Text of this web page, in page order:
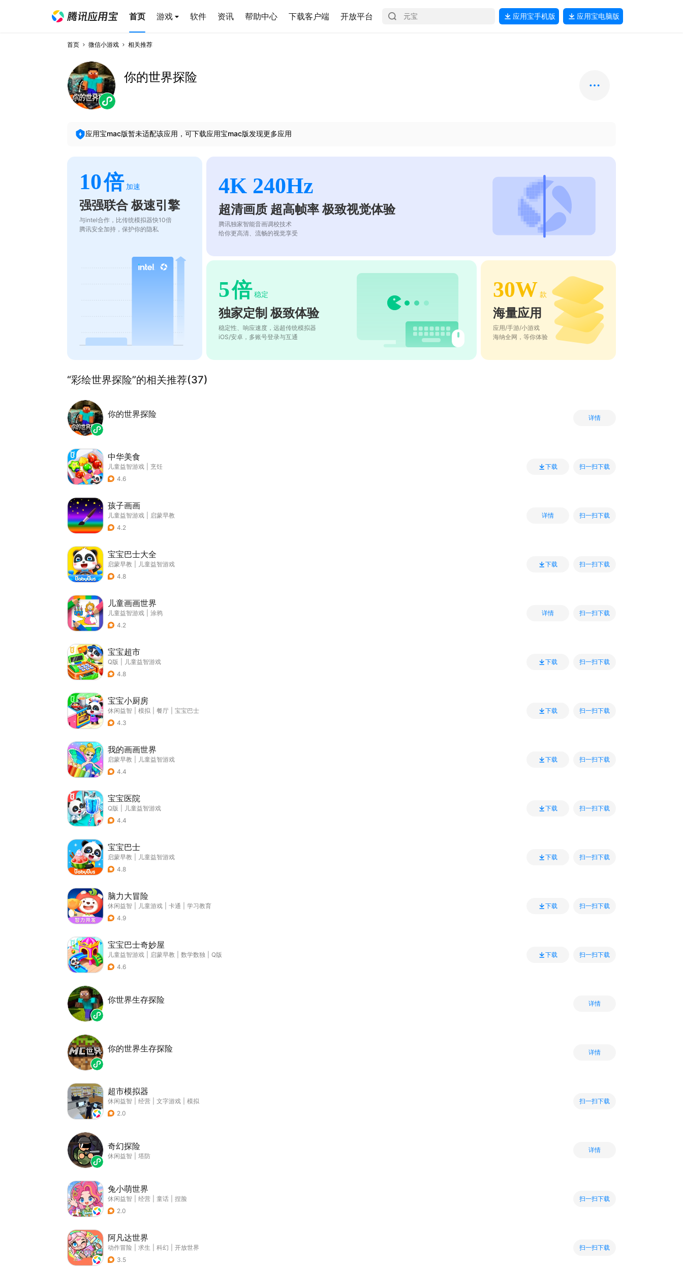
首页 游戏 软件 资讯 帮助中心 下载客户端 开放平台 应用宝手机版 应用宝电脑版
首页 微信小游戏 相关推荐
你的世界探险
应用宝mac版暂未适配该应用，可下载应用宝mac版发现更多应用
10倍 加速
强强联合 极速引擎
与intel合作，比传统模拟器快10倍
腾讯安全加持，保护你的隐私
4K 240Hz
超清画质 超高帧率 极致视觉体验
腾讯独家智能音画调校技术
给你更高清、流畅的视觉享受
5倍 稳定
独家定制 极致体验
稳定性、响应速度，远超传统模拟器
iOS/安卓，多账号登录与互通
30W 款
海量应用
应用/手游/小游戏
海纳全网，等你体验
“彩绘世界探险”的相关推荐(37)
你的世界探险 详情
中华美食
儿童益智游戏
烹饪
4.6
下载 扫一扫下载
孩子画画
儿童益智游戏
启蒙早教
4.2
详情 扫一扫下载
宝宝巴士大全
启蒙早教
儿童益智游戏
4.8
下载 扫一扫下载
儿童画画世界
儿童益智游戏
涂鸦
4.2
详情 扫一扫下载
宝宝超市
Q版
儿童益智游戏
4.8
下载 扫一扫下载
宝宝小厨房
休闲益智 模拟 餐厅
宝宝巴士
4.3
下载 扫一扫下载
我的画画世界
启蒙早教
儿童益智游戏
4.4
下载 扫一扫下载
宝宝医院
Q版
儿童益智游戏
4.4
下载 扫一扫下载
宝宝巴士
启蒙早教
儿童益智游戏
4.8
下载 扫一扫下载
脑力大冒险
休闲益智 儿童游戏 卡通
学习教育
4.9
下载 扫一扫下载
宝宝巴士奇妙屋
儿童益智游戏 启蒙早教 数学数独
Q版
4.6
下载 扫一扫下载
你世界生存探险 详情
你的世界生存探险 详情
超市模拟器
休闲益智 经营 文字游戏
模拟
2.0
扫一扫下载
奇幻探险
休闲益智 塔防
详情
兔小萌世界
休闲益智 经营 童话
捏脸
2.0
扫一扫下载
阿凡达世界
动作冒险 求生 科幻
开放世界
3.5
扫一扫下载